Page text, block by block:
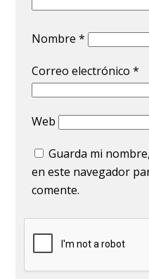
Nombre*
Correo electrónico*
Web
Guarda mi
en este navegador
comente.